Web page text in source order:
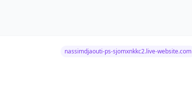
nassimdjaouti-ps-sjomxnkkc2.live-website.com